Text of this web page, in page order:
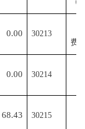
0.00 30213
费
0.00 30214
68.43 30215